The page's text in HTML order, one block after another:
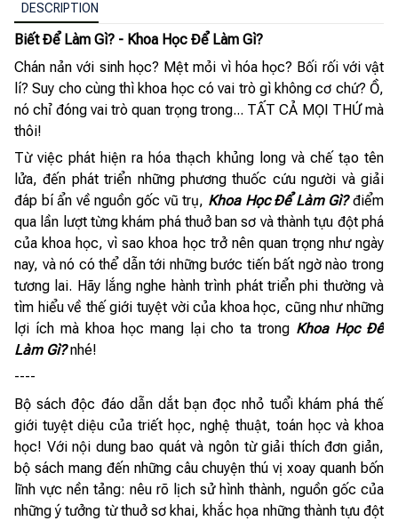
DESCRIPTION
Biết Để Làm Gì? - Khoa Học Để Làm Gì?
Chán nản với sinh học? Mệt mỏi vì hóa học? Bối rối với vật
lí? Suy cho cùng thì khoa học có vai trò gì không cơ chứ? Ồ,
nó chỉ đóng vai trò quan trọng trong... TẤT CẢ MỌI THỨ mà
thôi!
Từ việc phát hiện ra hóa thạch khủng long và chế tạo tên
lửa, đến phát triển những phương thuốc cứu người và giải
đáp bí ẩn về nguồn gốc vũ trụ, Khoa Học Để Làm Gì?điểm
qua lần lượt từng khám phá thuở ban sơ và thành tựu đột phá
của khoa học, vì sao khoa học trở nên quan trọng như ngày
nay, và nó có thể dẫn tới những bước tiến bất ngờ nào trong
tương lai. Hãy lắng nghe hành trình phát triển phi thường và
tìm hiểu về thế giới tuyệt vời của khoa học, cũng như những
lợi ích mà khoa học mang lại cho ta trong Khoa Học Để
Làm Gì?nhé!
----
Bộ sách độc đáo dẫn dắt bạn đọc nhỏ tuổi khám phá thế
giới tuyệt diệu của triết học, nghệ thuật, toán học và khoa
học! Với nội dung bao quát và ngôn từ giải thích đơn giản,
bộ sách mang đến những câu chuyện thú vị xoay quanh bốn
lĩnh vực nền tảng: nêu rõ lịch sử hình thành, nguồn gốc của
những ý tưởng từ thuở sơ khai, khắc họa những thành tựu đột